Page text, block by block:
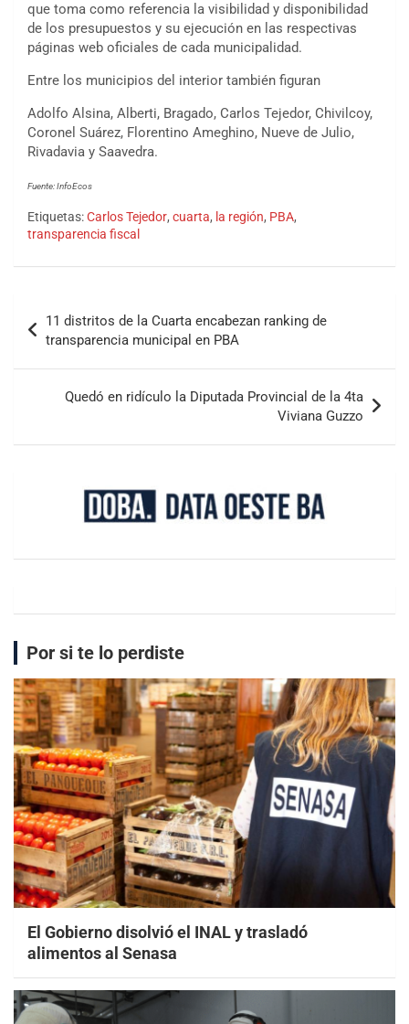
que toma como referencia la visibilidad y disponibilidad
de los presupuestos y su ejecución en las respectivas
páginas web oficiales de cada municipalidad.
Entre los municipios del interior también figuran
Adolfo Alsina, Alberti, Bragado, Carlos Tejedor, Chivilcoy,
Coronel Suárez, Florentino Ameghino, Nueve de Julio,
Rivadavia y Saavedra.
Fuente: InfoEcos
Etiquetas:Carlos Tejedor, cuarta, la región, PBA,
transparencia fiscal
11 distritos de la Cuarta encabezan ranking de
transparencia municipal en PBA
Quedó en ridículo la Diputada Provincial de la 4ta
Viviana Guzzo
Por si te lo perdiste
El Gobierno disolvió el INAL y trasladó
alimentos al Senasa